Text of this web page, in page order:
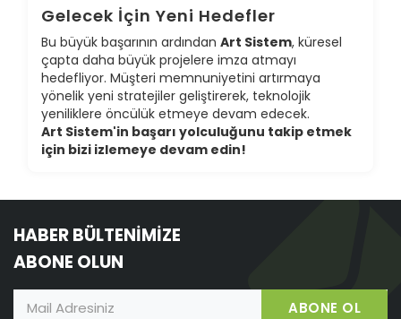
Gelecek İçin Yeni Hedefler
Bu büyük başarının ardından Art Sistem, küresel
çapta daha büyük projelere imza atmayı
hedefliyor. Müşteri memnuniyetini artırmaya
yönelik yeni stratejiler geliştirerek, teknolojik
yeniliklere öncülük etmeye devam edecek.
Art Sistem'in başarı yolculuğunu takip etmek
için bizi izlemeye devam edin!
HABER BÜLTENİMİZE
ABONE OLUN
ABONE OL